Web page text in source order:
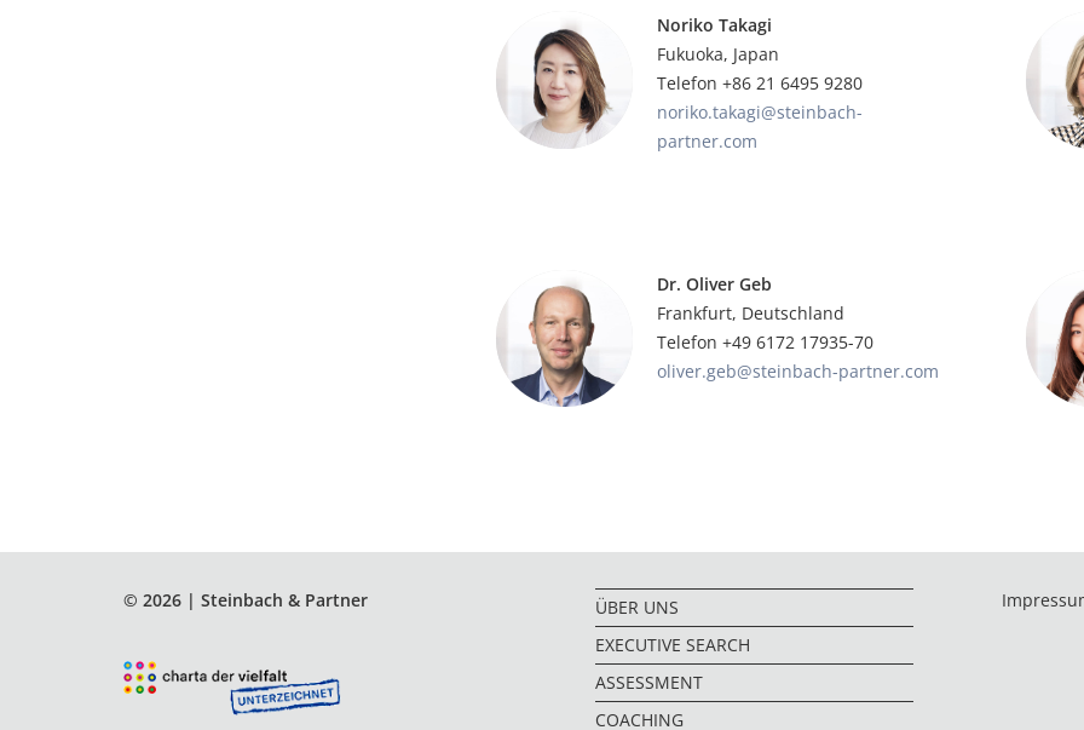
Noriko Takagi
Fukuoka, Japan
Telefon +86 21 6495 9280
noriko.takagi@steinbach-
partner.com
Dr. Oliver Geb
Frankfurt, Deutschland
Telefon +49 6172 17935-70
oliver.geb@steinbach-partner.com
© 2026 | Steinbach & Partner
ÜBER UNS
EXECUTIVE SEARCH
ASSESSMENT
COACHING